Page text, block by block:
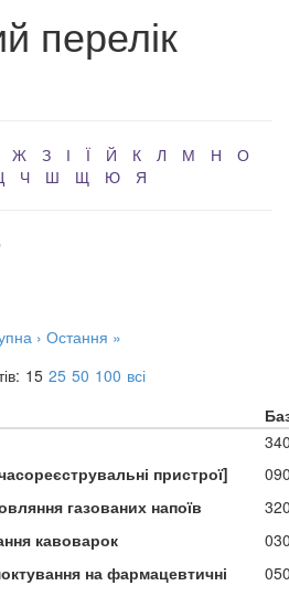
перелік
Ж З І Ї Й К Л М Н
О
Ч Ш Щ Ю Я
› Остання »
15 25 50 100 всі
пристрої]
газованих напоїв
кавоварок
на фармацевтичні